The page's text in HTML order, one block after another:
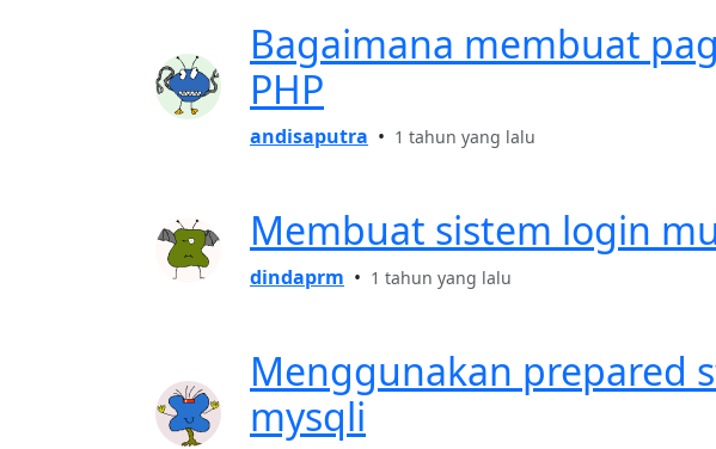
Bagaimana membuat
PHP
andisaputra • 1 tahun yang lalu
Membuat sistem login
dindaprm • 1 tahun yang lalu
Menggunakan prepared
mysqli